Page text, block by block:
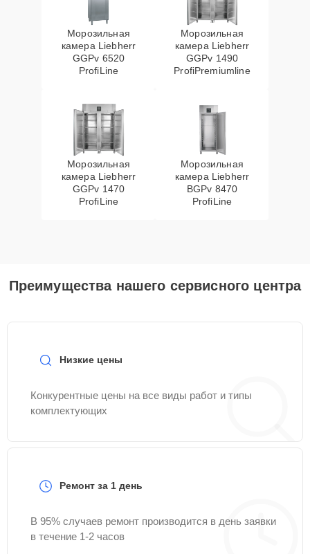
Морозильная
камера Liebherr
GGPv 6520
ProfiLine
Морозильная
камера Liebherr
GGPv 1490
ProfiPremiumline
Морозильная
камера Liebherr
GGPv 1470
ProfiLine
Морозильная
камера Liebherr
BGPv 8470
ProfiLine
Преимущества нашего сервисного центра
Низкие цены
Конкурентные цены на все виды работ и типы
комплектующих
Ремонт за 1 день
В 95% случаев ремонт производится в день заявки
в течение 1-2 часов